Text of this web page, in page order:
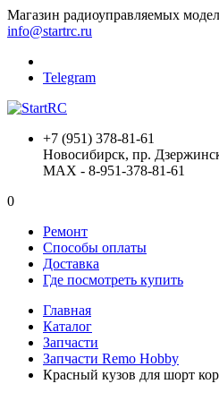
Магазин радиоуправляемых
info@startrc.ru
Telegram
+7 (951) 378-81-61
Новосибирск, пр.
MAX - 8-951-378-81-61
0
Ремонт
Способы оплаты
Доставка
Где посмотреть купить
Главная
Каталог
Запчасти
Запчасти Remo Hobby
Красный кузов для шорт